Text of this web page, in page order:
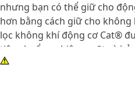
nhưng bạn có thể giữ cho
hơn bằng cách giữ cho
lọc không khí động cơ Cat®
tiêu chuẩn nghiêm ngặt và
của bạn.